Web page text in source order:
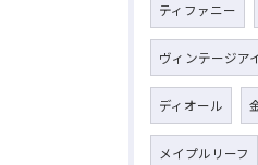
ティファニー
ヴィンテージア
ディオール
メイプルリーフ